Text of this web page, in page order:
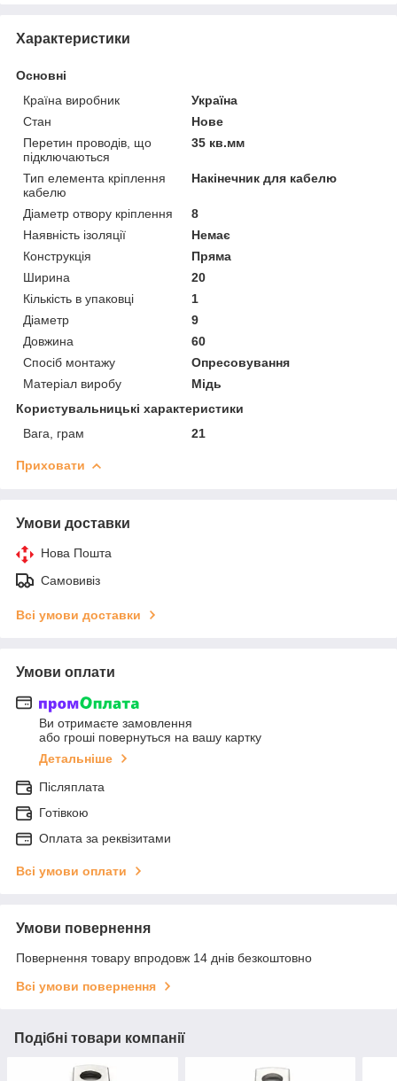
Характеристики
Основні
Країна виробник
Україна
Стан
Нове
Перетин проводів, що
підключаються
35 кв.мм
Тип елемента кріплення
кабелю
Накінечник для кабелю
Діаметр отвору кріплення
8
Наявність ізоляції
Немає
Конструкція
Пряма
Ширина
20
Кількість в упаковці
1
Діаметр
9
Довжина
60
Спосіб монтажу
Опресовування
Матеріал виробу
Мідь
Користувальницькі характеристики
Вага, грам
21
Приховати
Умови доставки
Нова Пошта
Самовивіз
Всі умови доставки
Умови оплати
Ви отримаєте замовлення
або гроші повернуться на вашу картку
Детальніше
Післяплата
Готівкою
Оплата за реквізитами
Всі умови оплати
Умови повернення
Повернення товару впродовж 14 днів безкоштовно
Всі умови повернення
Подібні товари компанії